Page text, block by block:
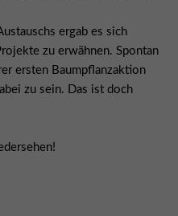
ergab es sich
zu erwähnen. Spontan
ersten Baumpflanzaktion
zu sein. Das ist doch